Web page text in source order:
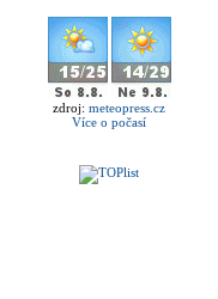
zdroj: meteopress.cz
Více o počasí